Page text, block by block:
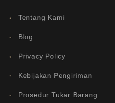
Tentang Kami
Blog
Privacy Policy
Kebijakan Pengiriman
Prosedur Tukar Barang